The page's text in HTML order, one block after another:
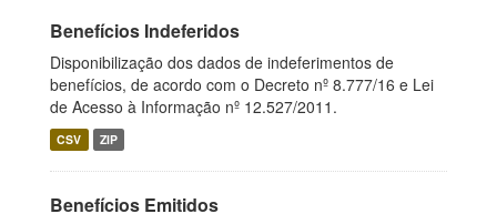
Benefícios Indeferidos
Disponibilização dos dados de indeferimentos de
benefícios, de acordo com o Decreto nº 8.777/16 e Lei
de Acesso à Informação nº 12.527/2011.
CSV ZIP
Benefícios Emitidos